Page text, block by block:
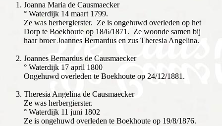
Joanna Maria de Causmaecker
° Waterdijk 14 maart 1799.
Ze was herbergierster. Ze is ongehuwd overleden op het
Dorp te Boekhoute op 18/6/1871. Ze woonde samen bij
haar broer Joannes Bernardus en zus Theresia Angelina.
Joannes Bernardus de Causmaecker
° Waterdijk 17 april 1800
Ongehuwd overleden te Boekhoute op 24/12/1881.
Theresia Angelina de Causmaecker
Ze was herbergierster.
° Waterdijk 11 juni 1802
Ze is ongehuwd overleden te Boekhoute op 19/8/1876.